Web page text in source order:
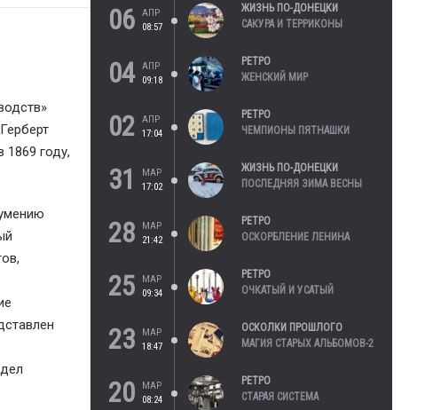
году,
06
АПР
08:57
ЖИЗНЬ ПО-ДОНЕЦКИ
САКУРА И ТЕРРИКОНЫ
04
АПР
09:18
РЕТРО
ЖЕНСКИЙ МИР
02
АПР
17:04
РЕТРО
ЧЕМПИОНЫ ПЯТНАШКИ
31
МАР
17:02
ЖИЗНЬ ПО-ДОНЕЦКИ
ПОСЛЕДНЯЯ ЗИМА ВЕСНЫ
28
МАР
21:42
РЕТРО
ОСКОРБЛЕНИЕ ЛЕНИНА
25
МАР
09:34
РЕТРО
ОЧКАТЫЙ И УСАТЫЙ
23
МАР
18:47
ОСКОЛКИ ПРОШЛОГО
МАГИЯ СТАРЫХ АЛЬБОМОВ-2
20
МАР
08:24
РЕТРО
СТАРАЯ СИСТЕМА